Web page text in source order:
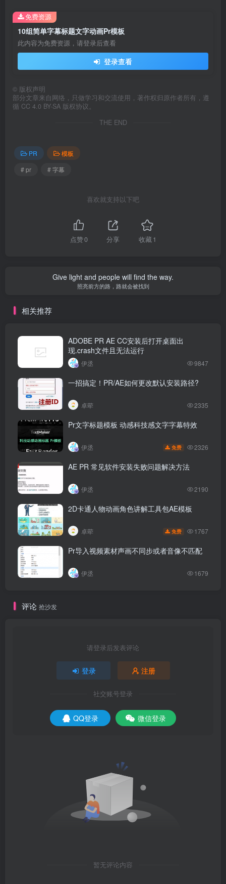
10组简单字幕标题文字动画Pr模板
此内容为免费资源，请登录后查看
登录查看
免费资源
© 版权声明
部分文章来自网络，只做学习和交流使用，著作权归原作者所有，遵
循 CC 4.0 BY-SA 版权协议。
THE END
PR
模板
# pr
# 字幕
喜欢就支持以下吧
点赞0 分享 收藏1
Give light and people will find the way.
照亮前方的路，路就会被找到
相关推荐
ADOBE PR AE CC安装后打开桌面出
现.crash文件且无法运行
伊丞 9847
一招搞定！PR/AE如何更改默认安装路径?
卓荦 2335
Pr文字标题模板 动感科技感文字字幕特效
伊丞 免费 2326
AE PR 常见软件安装失败问题解决方法
伊丞 2190
2D卡通人物动画角色讲解工具包AE模板
卓荦 免费 1767
Pr导入视频素材声画不同步或者音像不匹配
伊丞 1679
评论 抢沙发
请登录后发表评论
登录 注册
社交账号登录
QQ登录 微信登录
暂无评论内容